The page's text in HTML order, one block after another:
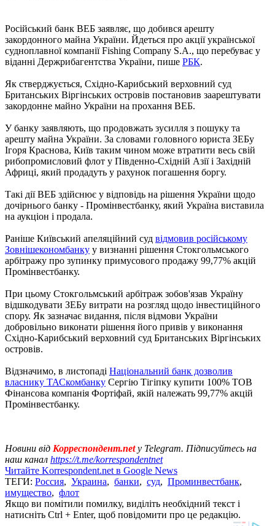
Російський банк ВЕБ заявляє, що добився арешту
закордонного майна України. Йдеться про акції української
судноплавної компанії Fishing Company S.A., що перебуває у
віданні Держрибагентства України, пише РБК.
Як стверджується, Східно-Карибський верховний суд
Британських Віргінських островів постановив заарештувати
закордонне майно України на прохання ВЕБ.
У банку заявляють, що продовжать зусилля з пошуку та
арешту майна України. За словами головного юриста ЗЕБу
Ігоря Краснова, Київ таким чином може втратити весь свій
рибопромисловий флот у Південно-Східній Азії і Західній
Африці, який продадуть у рахунок погашення боргу.
Такі дії ВЕБ здійснює у відповідь на рішення України щодо
дочірнього банку - Промінвестбанку, який Україна виставила
на аукціон і продала.
Раніше Київський апеляційний суд відмовив російському
Зовнішекономбанку у визнанні рішення Стокгольмського
арбітражу про зупинку примусового продажу 99,77% акцій
Промінвестбанку.
При цьому Стокгольмський арбітраж зобов'язав Україну
відшкодувати ЗЕБу витрати на розгляд щодо інвестиційного
спору. Як зазначає видання, після відмови України
добровільно виконати рішення його привів у виконання
Східно-Карибський верховний суд Британських Віргінських
островів.
Відзначимо, в листопаді Національний банк дозволив
власнику ТАСкомбанку Сергію Тігіпку купити 100% ТОВ
Фінансова компанія Фортіфай, якій належать 99,77% акцій
Промінвестбанку.
Новини від Корреспондент.netу Telegram. Підписуйтесь на
наш канал https://t.me/korrespondentnet
Читайте Korrespondent.net в Google News
ТЕГИ: Россия, Украина, банки, суд, Проминвестбанк,
имущество, флот
Якщо ви помітили помилку, виділіть необхідний текст і
натисніть Ctrl + Enter, щоб повідомити про це редакцію.